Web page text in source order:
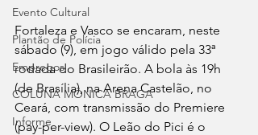
Evento Cultural
Plantão de Polícia
Empregos
COLUNA MÔNICA BRAGA
Informe
Fortaleza e Vasco se encaram, neste
sábado (9), em jogo válido pela 33ª
rodada do Brasileirão. A bola às 19h
(de Brasília), na Arena Castelão, no
Ceará, com transmissão do Premiere
(pay-per-view). O Leão do Pici é o